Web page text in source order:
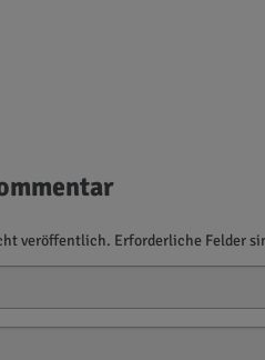
veröffentlich. Erforderliche Felder